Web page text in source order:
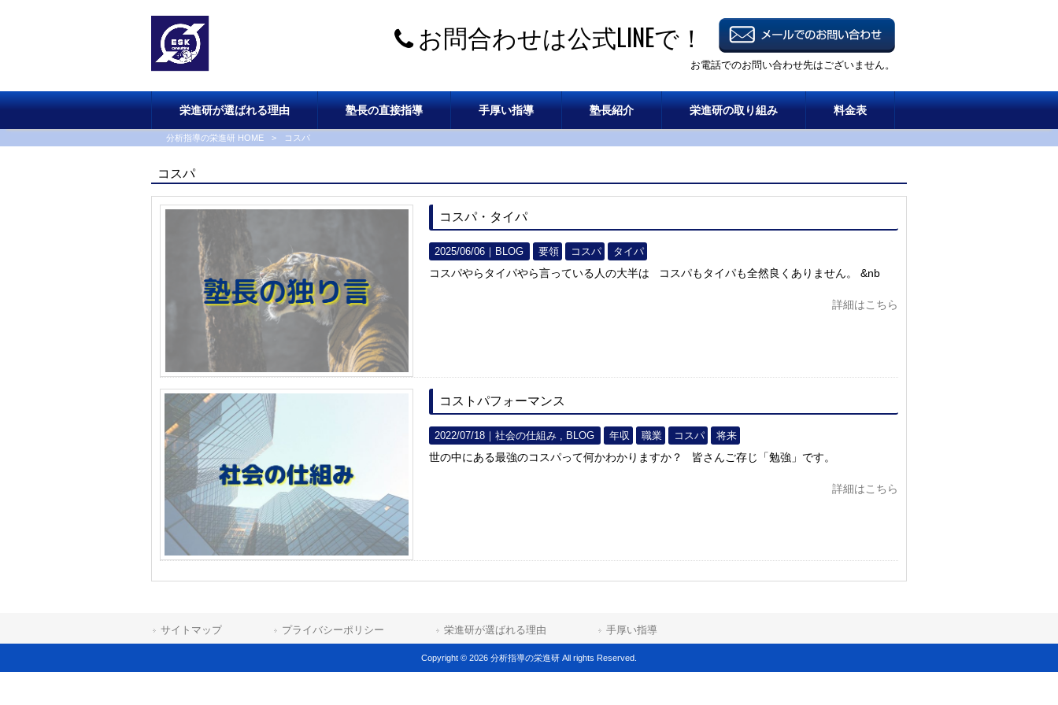
お問合わせは公式LINEで！
お電話でのお問い合わせ先はございません。
栄進研が選ばれる理由 塾長の直接指導 手厚い指導 塾長紹介 栄進研の取り組み 料金表
分析指導の栄進研 HOME > コスパ
コスパ
コスパ・タイパ
2025/06/06｜ BLOG 要領 コスパ タイパ
コスパやらタイパやら言っている人の大半は コスパもタイパも全然良くありません。 &nb
詳細はこちら
コストパフォーマンス
2022/07/18｜社会の仕組み BLOG 年収 職業 コスパ 将来
世の中にある最強のコスパって何かわかりますか？ 皆さんご存じ「勉強」です。
詳細はこちら
サイトマップ プライバシーポリシー 栄進研が選ばれる理由 手厚い指導
Copyright © 2026 分析指導の栄進研 All rights Reserved.